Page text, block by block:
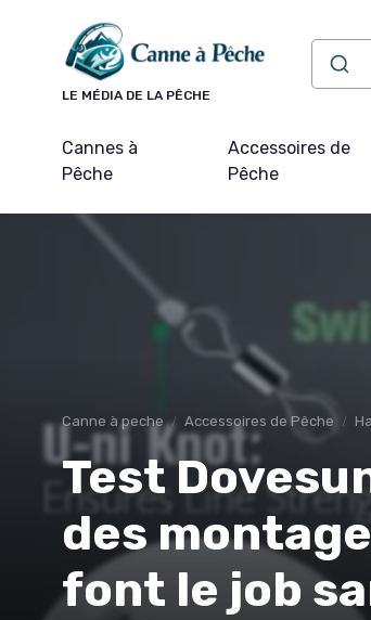
LE MÉDIA DE LA PÊCHE
Cannes à
Pêche
Accessoires de
Pêche
Canne à peche Accessoires de Pêche
Test
des
font le job